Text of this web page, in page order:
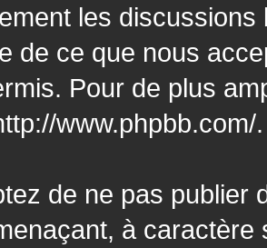
les
de ce que nous
Pour de plus
www.phpbb.com/.
de ne pas publier
à